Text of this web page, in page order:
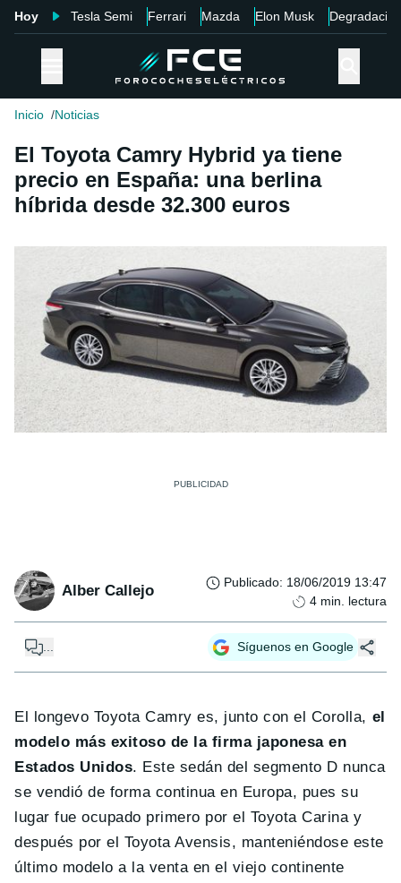
Hoy Tesla Semi Ferrari Mazda Elon Musk Degradación
Inicio Noticias
El Toyota Camry Hybrid ya tiene
precio en España: una berlina
híbrida desde 32.300 euros
Alber Callejo Publicado: 18/06/2019 13:47
4 min. lectura
... Síguenos en Google
El longevo Toyota Camry es, junto con el Corolla, el
modelo más exitoso de la firma japonesa en
Estados Unidos. Este sedán del segmento D nunca
se vendió de forma continua en Europa, pues su
lugar fue ocupado primero por el Toyota Carina y
después por el Toyota Avensis, manteniéndose este
último modelo a la venta en el viejo continente